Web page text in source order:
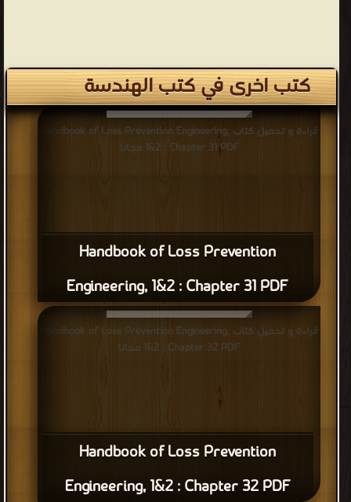
كتب اخرى في كتب الهندسة
Handbook of Loss Prevention
Engineering, 1&2 : Chapter 31 PDF
قراءة و تحميل كتاب Handbook of Loss Prevention Engineering,
1&2 : Chapter 31 PDF مجانا
Handbook of Loss Prevention
Engineering, 1&2 : Chapter 32 PDF
قراءة و تحميل كتاب Handbook of Loss Prevention Engineering,
1&2 : Chapter 32 PDF مجانا